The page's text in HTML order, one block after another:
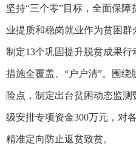
坚持“三个零”目标，全面保
业提质和稳岗就业作为贫困
制定13个巩固提升脱贫成果
措施全覆盖、“户户清”。围
险点，制定出台贫困动态监
级安排专项资金300万元，对
精准定向防止返贫致贫。